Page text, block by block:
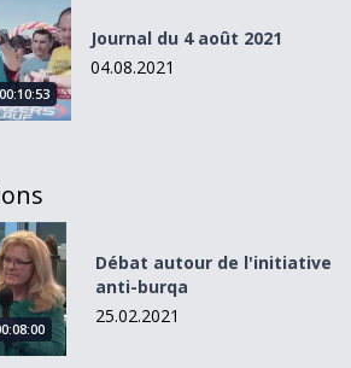
00:10:53
Journal du 4 août 2021
04.08.2021
anti-burqa
Débat autour de l'initiative
anti-burqa
25.02.2021